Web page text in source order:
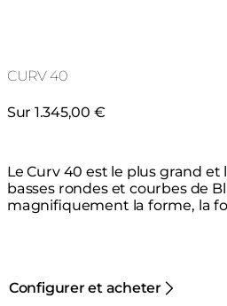
CURV 40
Sur 1.345,00 €
Le Curv 40 est le plus grand
basses rondes et courbes de
magnifiquement la forme, la
Configurer et acheter